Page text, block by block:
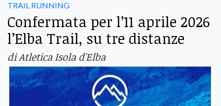
TRAIL RUNNING
Confermata per l’11 aprile 2026
l’Elba Trail, su tre distanze
di Atletica Isola d'Elba